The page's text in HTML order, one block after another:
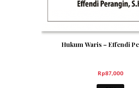
Hukum Waris – Effendi
Rp87,000